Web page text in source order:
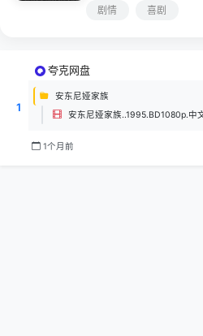
的家人们，在相互扶持
壮大着，而安东尼娅自
剧情 喜剧
1
夸克网盘
安东尼娅家族
安东尼娅家族..1995.BD1080p.中
1个月前